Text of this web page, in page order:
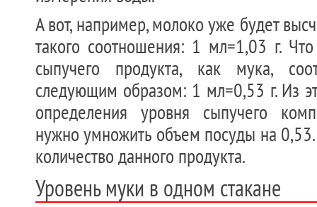
А вот, например, молоко уже будет
такого соотношения: 1 мл=1,03 г.
сыпучего продукта, как мука,
следующим образом: 1 мл=0,53 г. Из
определения уровня сыпучего
нужно умножить объем посуды на
количество данного продукта.
Уровень муки в одном стакане